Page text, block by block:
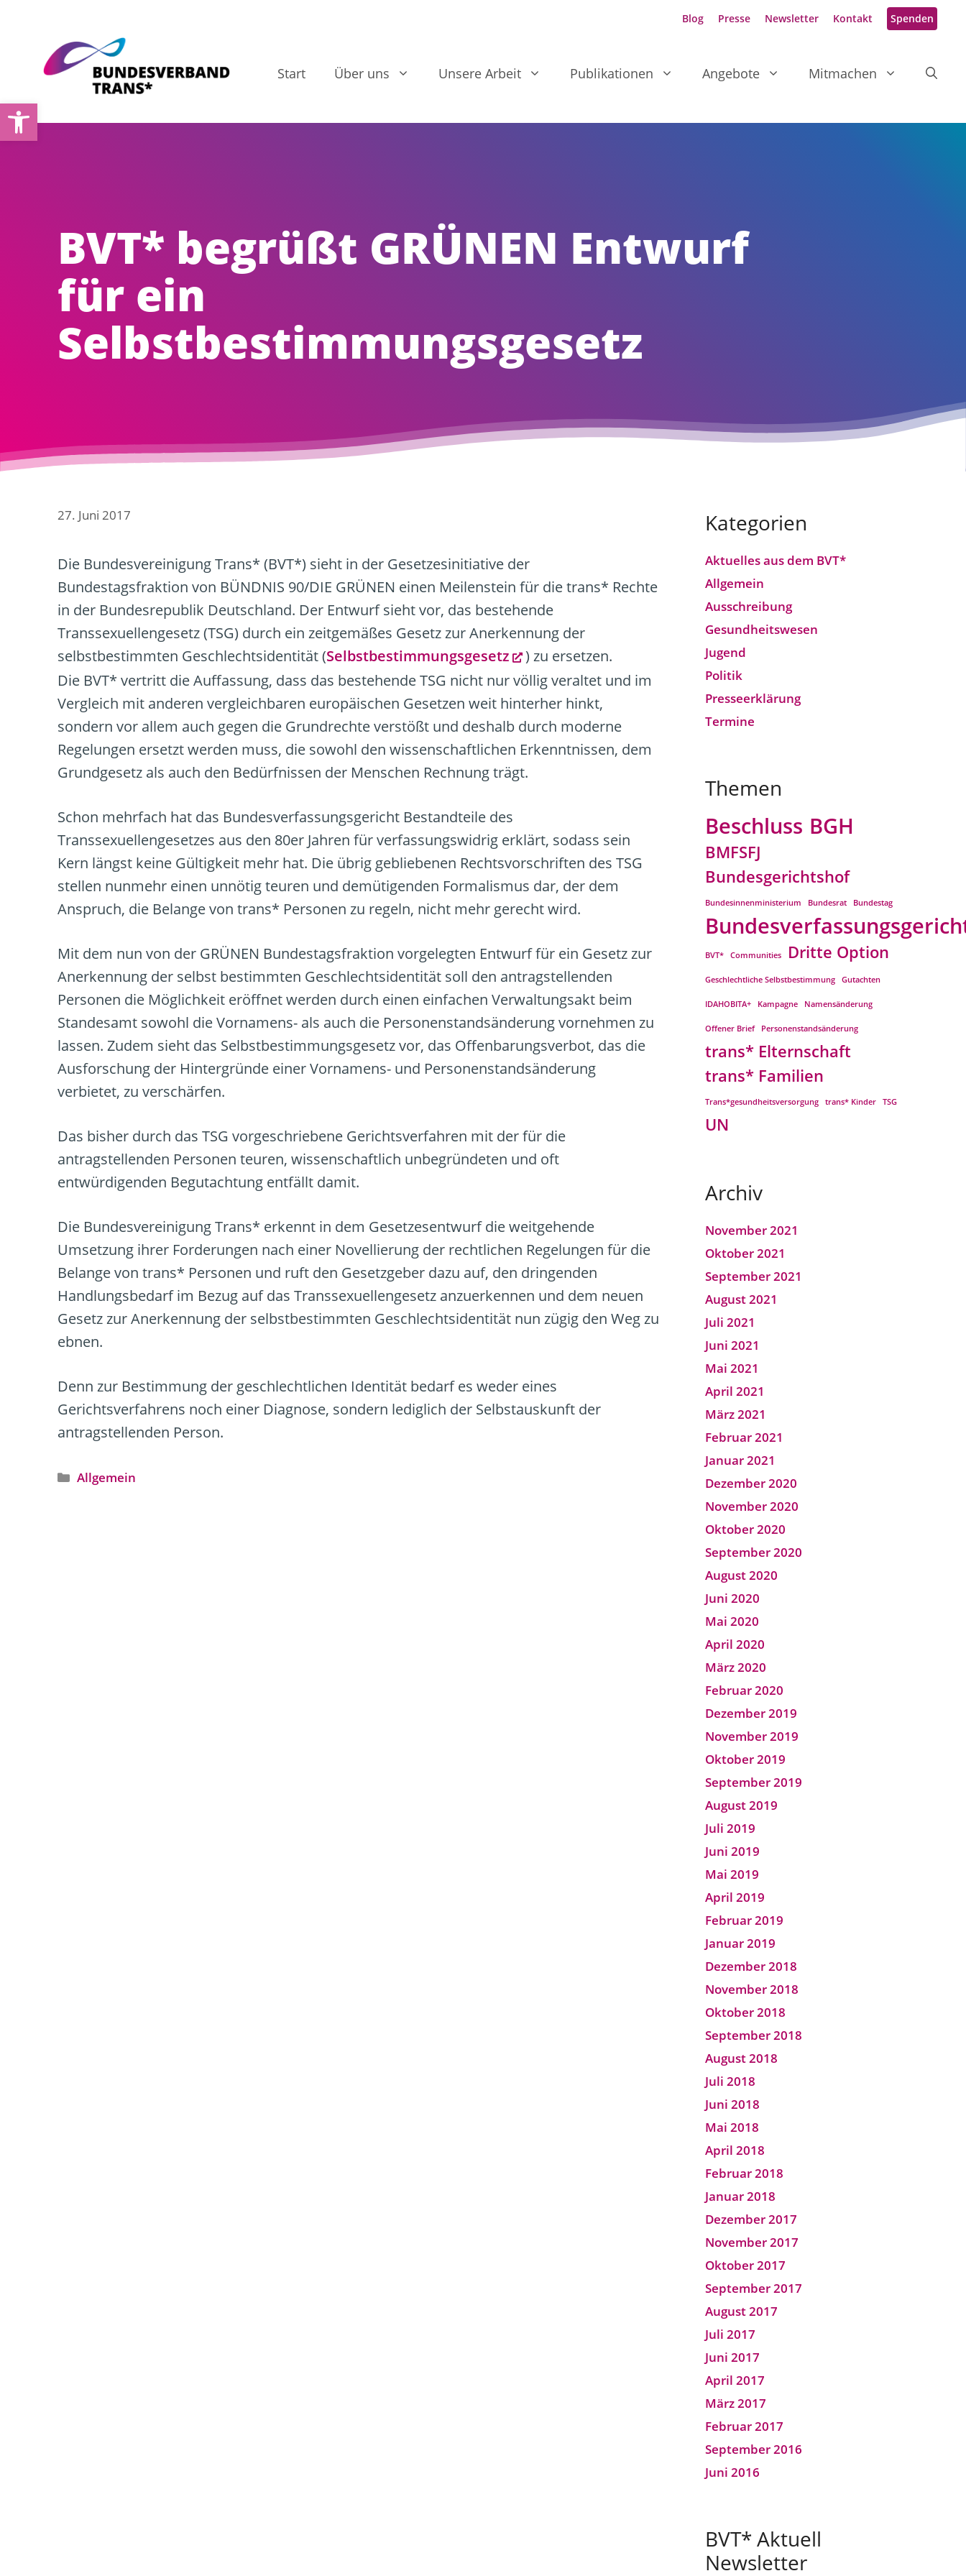
Werkzeugleiste öffnen
springen
Blog Presse Newsletter Kontakt Spenden
Start Über uns Unsere Arbeit Publikationen Angebote Mitmachen
BVT* begrüßt GRÜNEN Entwurf
für ein
Selbstbestimmungsgesetz
27. Juni 2017
Die Bundesvereinigung Trans* (BVT*) sieht in der Gesetzesinitiative der
Bundestagsfraktion von BÜNDNIS 90/DIE GRÜNEN einen Meilenstein für die trans* Rechte
in der Bundesrepublik Deutschland. Der Entwurf sieht vor, das bestehende
Transsexuellengesetz (TSG) durch ein zeitgemäßes Gesetz zur Anerkennung der
selbstbestimmten Geschlechtsidentität (Selbstbestimmungsgesetz
) zu ersetzen.
Die BVT* vertritt die Auffassung, dass das bestehende TSG nicht nur völlig veraltet und im
Vergleich mit anderen vergleichbaren europäischen Gesetzen weit hinterher hinkt,
sondern vor allem auch gegen die Grundrechte verstößt und deshalb durch moderne
Regelungen ersetzt werden muss, die sowohl den wissenschaftlichen Erkenntnissen, dem
Grundgesetz als auch den Bedürfnissen der Menschen Rechnung trägt.
Schon mehrfach hat das Bundesverfassungsgericht Bestandteile des
Transsexuellengesetzes aus den 80er Jahren für verfassungswidrig erklärt, sodass sein
Kern längst keine Gültigkeit mehr hat. Die übrig gebliebenen Rechtsvorschriften des TSG
stellen nunmehr einen unnötig teuren und demütigenden Formalismus dar, der dem
Anspruch, die Belange von trans* Personen zu regeln, nicht mehr gerecht wird.
Mit dem nun von der GRÜNEN Bundestagsfraktion vorgelegten Entwurf für ein Gesetz zur
Anerkennung der selbst bestimmten Geschlechtsidentität soll den antragstellenden
Personen die Möglichkeit eröffnet werden durch einen einfachen Verwaltungsakt beim
Standesamt sowohl die Vornamens- als auch die Personenstandsänderung vornehmen zu
lassen. Zudem sieht das Selbstbestimmungsgesetz vor, das Offenbarungsverbot, das die
Ausforschung der Hintergründe einer Vornamens- und Personenstandsänderung
verbietet, zu verschärfen.
Das bisher durch das TSG vorgeschriebene Gerichtsverfahren mit der für die
antragstellenden Personen teuren, wissenschaftlich unbegründeten und oft
entwürdigenden Begutachtung entfällt damit.
Die Bundesvereinigung Trans* erkennt in dem Gesetzesentwurf die weitgehende
Umsetzung ihrer Forderungen nach einer Novellierung der rechtlichen Regelungen für die
Belange von trans* Personen und ruft den Gesetzgeber dazu auf, den dringenden
Handlungsbedarf im Bezug auf das Transsexuellengesetz anzuerkennen und dem neuen
Gesetz zur Anerkennung der selbstbestimmten Geschlechtsidentität nun zügig den Weg zu
ebnen.
Denn zur Bestimmung der geschlechtlichen Identität bedarf es weder eines
Gerichtsverfahrens noch einer Diagnose, sondern lediglich der Selbstauskunft der
antragstellenden Person.
Kategorien
Allgemein
Kategorien
Aktuelles aus dem BVT*
Allgemein
Ausschreibung
Gesundheitswesen
Jugend
Politik
Presseerklärung
Termine
Themen
Beschluss BGH
BMFSFJ
Bundesgerichtshof
Bundesinnenministerium Bundesrat Bundestag
BVT* Communities Dritte Option
Geschlechtliche Selbstbestimmung Gutachten
IDAHOBITA+ Kampagne Namensänderung
Offener Brief Personenstandsänderung
trans* Elternschaft
trans* Familien
Trans*gesundheitsversorgung trans* Kinder TSG
UN
Archiv
November 2021
Oktober 2021
September 2021
August 2021
Juli 2021
Juni 2021
Mai 2021
April 2021
März 2021
Februar 2021
Januar 2021
Dezember 2020
November 2020
Oktober 2020
September 2020
August 2020
Juni 2020
Mai 2020
April 2020
März 2020
Februar 2020
Dezember 2019
November 2019
Oktober 2019
September 2019
August 2019
Juli 2019
Juni 2019
Mai 2019
April 2019
Februar 2019
Januar 2019
Dezember 2018
November 2018
Oktober 2018
September 2018
August 2018
Juli 2018
Juni 2018
Mai 2018
April 2018
Februar 2018
Januar 2018
Dezember 2017
November 2017
Oktober 2017
September 2017
August 2017
Juli 2017
Juni 2017
April 2017
März 2017
Februar 2017
September 2016
Juni 2016
BVT* Aktuell
Newsletter